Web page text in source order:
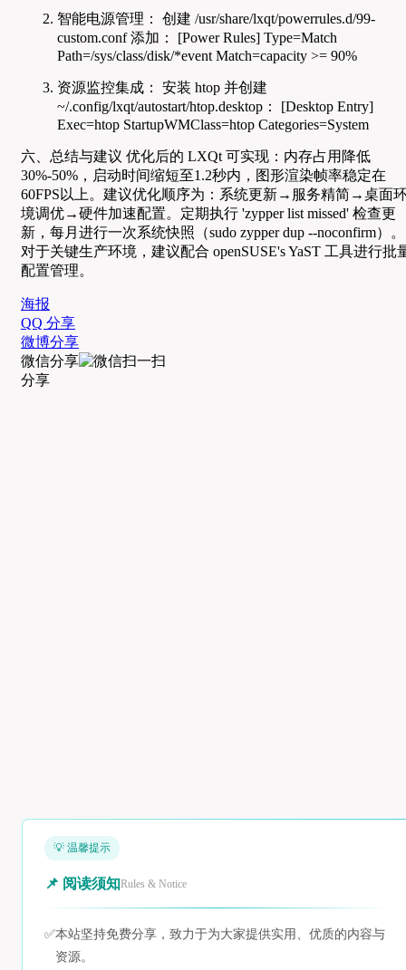
智能电源管理： 创建 /usr/share/lxqt/powerrules.d/99-
custom.conf 添加： [Power Rules] Type=Match
Path=/sys/class/disk/*event Match=capacity >= 90%
资源监控集成： 安装 htop 并创建
~/.config/lxqt/autostart/htop.desktop： [Desktop Entry]
Exec=htop StartupWMClass=htop Categories=System
六、总结与建议 优化后的 LXQt 可实现：内存占用降低
30%-50%，启动时间缩短至1.2秒内，图形渲染帧率稳定在
60FPS以上。建议优化顺序为：系统更新→服务精简→桌面
境调优→硬件加速配置。定期执行 'zypper list missed' 检查更
新，每月进行一次系统快照（sudo zypper dup --noconfirm）。
对于关键生产环境，建议配合 openSUSE's YaST 工具进行批
配置管理。
海报
QQ 分享
微博分享
微信分享
分享
💡 温馨提示
📌 阅读须知Rules & Notice
✅本站坚持免费分享，致力于为大家提供实用、优质的内容与
资源。